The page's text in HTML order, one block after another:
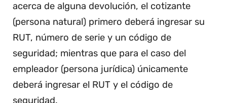
acerca de alguna devolución, el cotizante
(persona natural) primero deberá ingresar su
RUT, número de serie y un código de
seguridad; mientras que para el caso del
empleador (persona jurídica) únicamente
deberá ingresar el RUT y el código de
seguridad.